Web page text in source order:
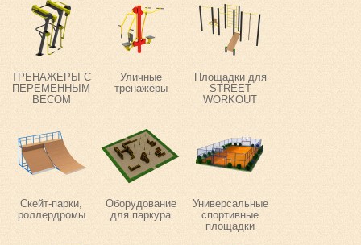
ТРЕНАЖЕРЫ С
ПЕРЕМЕННЫМ
ВЕСОМ
Уличные
тренажёры
Площадки для
STREET
WORKOUT
Скейт-парки,
роллердромы
Оборудование
для паркура
Универсальные
спортивные
площадки